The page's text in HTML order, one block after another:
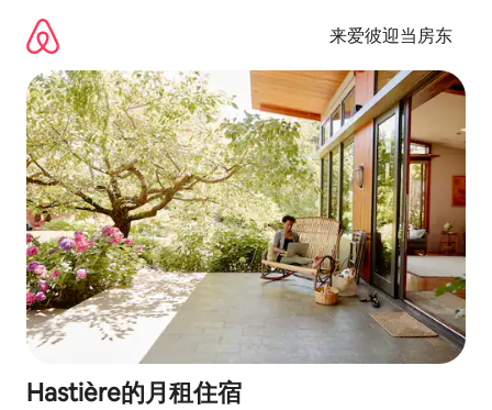
来爱彼迎当房东
Hastière的月租住宿